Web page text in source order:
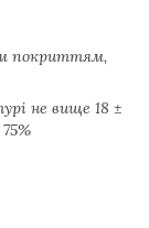
покриттям,
не вище 18 ±